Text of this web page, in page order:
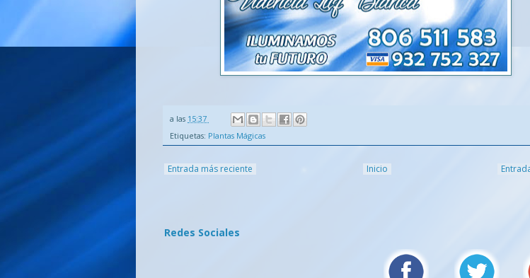
a las 15:37
Etiquetas: Plantas Mágicas
Entrada más reciente Inicio
Redes Sociales